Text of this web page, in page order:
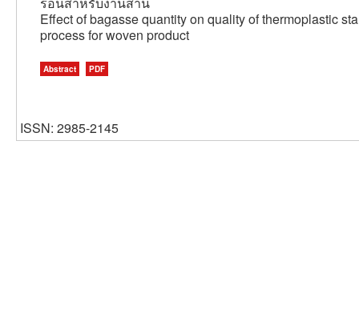
Effect of bagasse quantity on quality of thermoplastic
process for woven product
Abstract PDF
ISSN: 2985-2145